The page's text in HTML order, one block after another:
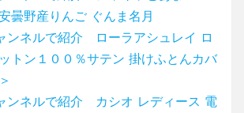
曇野産りんご ぐんま名月
ンネルで紹介 ローラアシュレイ ロ
トン１００％サテン 掛けふとんカバ
ンネルで紹介 カシオ レディース 電